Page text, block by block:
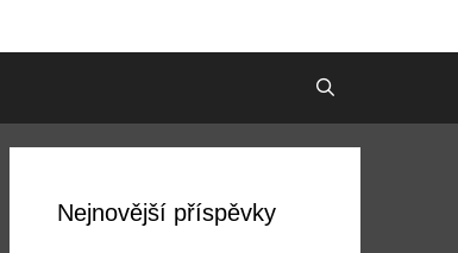
Nejnovější příspěvky